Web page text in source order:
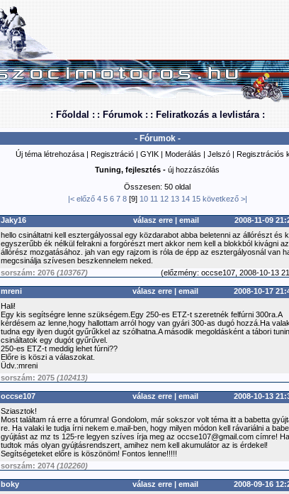
: Főoldal : : Fórumok : : Feliratkozás a levlistára :
- Fórumok -
Új téma létrehozása | Regisztráció | GYIK | Moderálás | Jelszó | Regisztrációs
Tuning, fejlesztés - új hozzászólás
Összesen: 50 oldal
|< előző 4 5 6 7 8[9] 10 11 12 13 14 15 következő >|
Jaky16 válasz erre | email
2008-11-09
hello csináltatni kell esztergályossal egy közdarabot abba beletenni az állórészt és
egyszerűbb ék nélkül felrakni a forgórészt mert akkor nem kell a blokkból kivágni az
állórész mozgatásához. jah van egy rajzom is róla de épp az esztergályosnál van
megcsinálja szívesen beszkennelem neked.
sorszám: 2076 (103767) (előzmény: occse107, 2008-10-13
mreni válasz erre | email
2008-10-17
Hali!
Egy kis segítségre lenne szükségem.Egy 250-es ETZ-t szeretnék felfúrni 300ra.A
kérdésem az lenne,hogy hallottam arról hogy van gyári 300-as dugó hozzá.Ha
tudna egy ilyen dugót gyűrűkkel az szólhatna.A második megoldásként a tábori
csináltatok egy dugót gyűrűvel.
250-es ETZ-t meddig lehet fúrni??
Előre is köszi a válaszokat.
Üdv.:mreni
sorszám: 2075 (102413)
occse107 válasz erre | email
2008-10-13
Sziasztok!
Most találtam rá erre a fórumra! Gondolom, már sokszor volt téma itt a babetta
re. Ha valaki le tudja írni nekem e.mail-ben, hogy milyen módon kell rávariálni a
gyújtást az mz ts 125-re legyen szíves írja meg az occse107@gmail.com címre! Ha
tudtok más olyan gyújtásrendszert, amihez nem kell akumulátor az is érdekel!
Segítségeteket előre is köszönöm! Fontos lenne!!!!!
sorszám: 2074 (102260)
boky válasz erre | email
2008-09-16